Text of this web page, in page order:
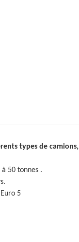
types de camions,
50 tonnes .
5